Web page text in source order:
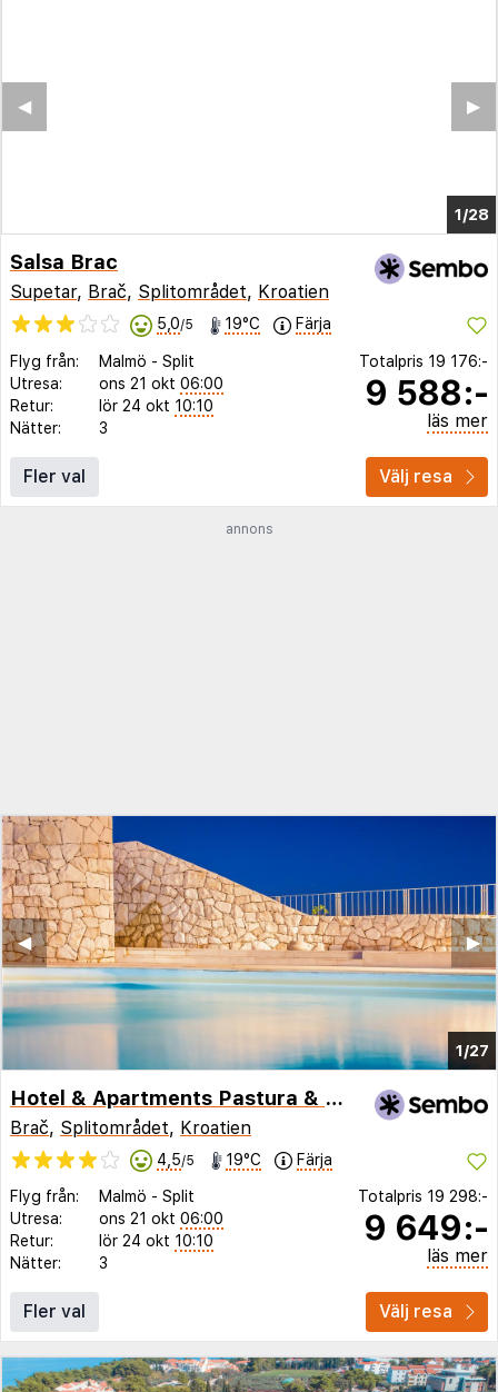
1/23
▶︎
◀︎
Salsa Brac
Supetar, Brač, Splitområdet, Kroatien
5,0/5 19°C Färja
Flyg från: Malmö - Split
Utresa:
ons 21 okt 06:00
Retur:
lör 24 okt 10:10
Nätter:
3
Totalpris 19 176:-
9 588:-
läs mer
Fler val Välj resa
annons
1/27
▶︎
◀︎
Hotel & Apartments Pastura & Mendula
Brač, Splitområdet, Kroatien
4,5/5 19°C Färja
Flyg från: Malmö - Split
Utresa:
ons 21 okt 06:00
Retur:
lör 24 okt 10:10
Nätter:
3
Totalpris 19 298:-
9 649:-
läs mer
Fler val Välj resa